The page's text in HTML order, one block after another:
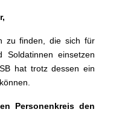
zu finden, die sich für
einsetzen
hat trotz dessen ein
Personenkreis den